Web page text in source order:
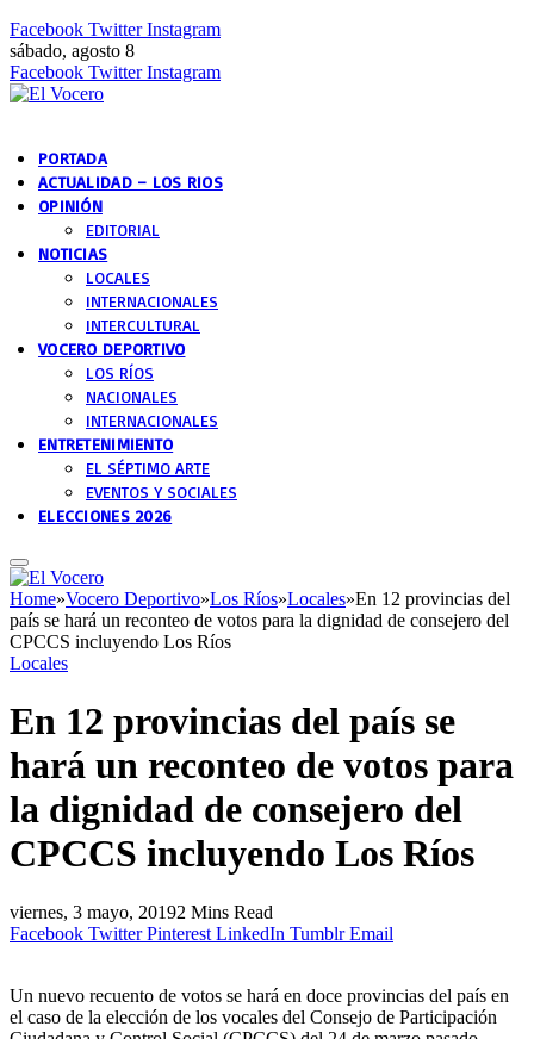
Facebook Twitter Instagram
sábado, agosto 8
Facebook Twitter Instagram
PORTADA
ACTUALIDAD – LOS RIOS
OPINIÓN
EDITORIAL
NOTICIAS
LOCALES
INTERNACIONALES
INTERCULTURAL
VOCERO DEPORTIVO
LOS RÍOS
NACIONALES
INTERNACIONALES
ENTRETENIMIENTO
EL SÉPTIMO ARTE
EVENTOS Y SOCIALES
ELECCIONES 2026
Home»Vocero Deportivo»Los Ríos»Locales»En 12 provincias del
país se hará un reconteo de votos para la dignidad de consejero del
CPCCS incluyendo Los Ríos
Locales
En 12 provincias del país se
hará un reconteo de votos para
la dignidad de consejero del
CPCCS incluyendo Los Ríos
viernes, 3 mayo, 20192 Mins Read
Facebook Twitter Pinterest LinkedIn Tumblr Email
Un nuevo recuento de votos se hará en doce provincias del país en
el caso de la elección de los vocales del Consejo de Participación